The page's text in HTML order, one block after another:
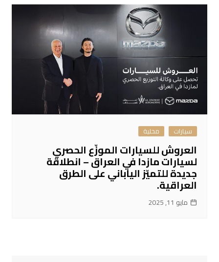
سيارات محلية
العروش للسيارات الموزّع الحصري
لسيارات مازدا في العراق – انطلاقة
جديدة للتميّز الياباني على الطرق
العراقية.
مايو 11, 2025